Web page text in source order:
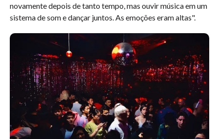
novamente depois de tanto tempo, mas ouvir música em um
sistema de som e dançar juntos. As emoções eram altas".